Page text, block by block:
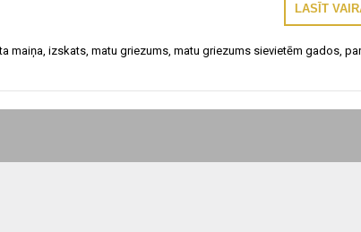
LASĪT
maiņa, izskats, matu griezums, matu griezums sievietēm gados,